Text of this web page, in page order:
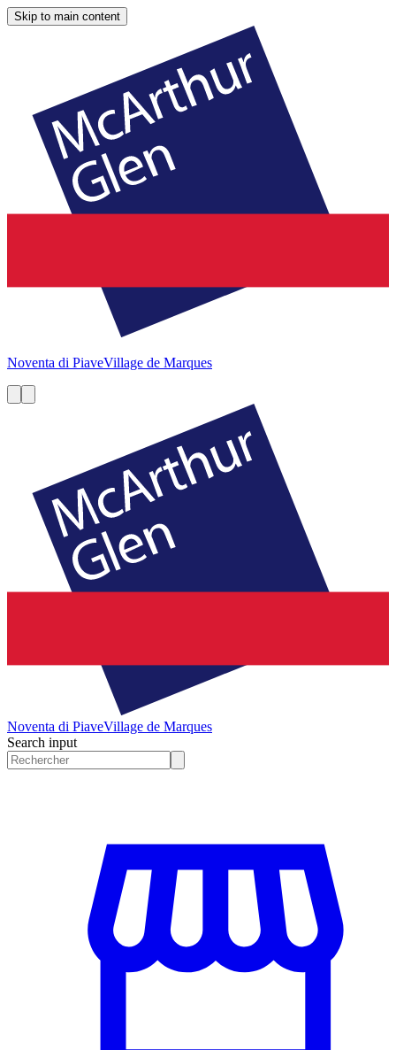
Skip to main content
Noventa di PiaveVillage de Marques
Noventa di PiaveVillage de Marques
Search input